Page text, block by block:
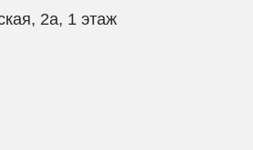
2а, 1 этаж